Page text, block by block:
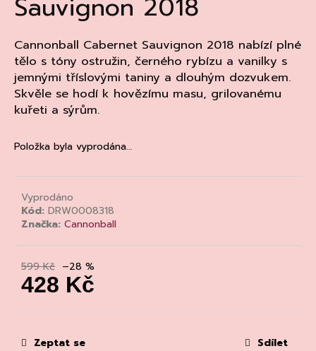
Sauvignon 2018
Cannonball Cabernet Sauvignon 2018 nabízí plné
tělo s tóny ostružin, černého rybízu a vanilky s
jemnými tříslovými taniny a dlouhým dozvukem.
Skvěle se hodí k hovězímu masu, grilovanému
kuřeti a sýrům.
Položka byla vyprodána…
Vyprodáno
Kód: DRW0008318
Značka: Cannonball
599 Kč –28 %
428 Kč
cena:
Zeptat se Sdílet
a
j
í
t
?
D
o
p
o